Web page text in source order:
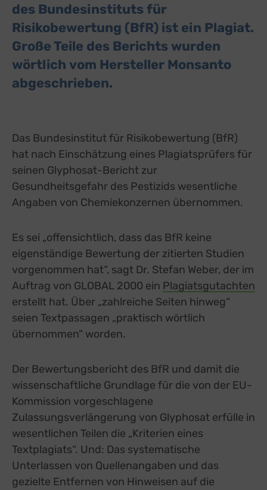
des Bundesinstituts für
Risikobewertung (BfR) ist ein Plagiat.
Große Teile des Berichts wurden
wörtlich vom Hersteller Monsanto
abgeschrieben.
Das Bundesinstitut für Risikobewertung (BfR)
hat nach Einschätzung eines Plagiatsprüfers für
seinen Glyphosat-Bericht zur
Gesundheitsgefahr des Pestizids wesentliche
Angaben von Chemiekonzernen übernommen.
Es sei „offensichtlich, dass das BfR keine
eigenständige Bewertung der zitierten Studien
vorgenommen hat“, sagt Dr. Stefan Weber, der im
Auftrag von GLOBAL 2000 ein Plagiatsgutachten
erstellt hat. Über „zahlreiche Seiten hinweg“
seien Textpassagen „praktisch wörtlich
übernommen“ worden.
Der Bewertungsbericht des BfR und damit die
wissenschaftliche Grundlage für die von der EU-
Kommission vorgeschlagene
Zulassungsverlängerung von Glyphosat erfülle in
wesentlichen Teilen die „Kriterien eines
Textplagiats“. Und: Das systematische
Unterlassen von Quellenangaben und das
gezielte Entfernen von Hinweisen auf die